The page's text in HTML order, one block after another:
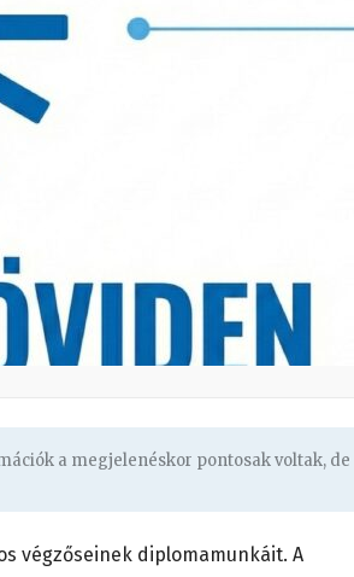
a megjelenéskor pontosak voltak, de
végzőseinek diplomamunkáit. A